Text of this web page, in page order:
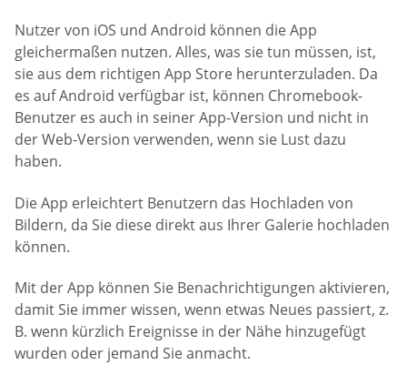
Nutzer von iOS und Android können die App
gleichermaßen nutzen. Alles, was sie tun müssen, ist,
sie aus dem richtigen App Store herunterzuladen. Da
es auf Android verfügbar ist, können Chromebook-
Benutzer es auch in seiner App-Version und nicht in
der Web-Version verwenden, wenn sie Lust dazu
haben.
Die App erleichtert Benutzern das Hochladen von
Bildern, da Sie diese direkt aus Ihrer Galerie hochladen
können.
Mit der App können Sie Benachrichtigungen aktivieren,
damit Sie immer wissen, wenn etwas Neues passiert, z.
B. wenn kürzlich Ereignisse in der Nähe hinzugefügt
wurden oder jemand Sie anmacht.